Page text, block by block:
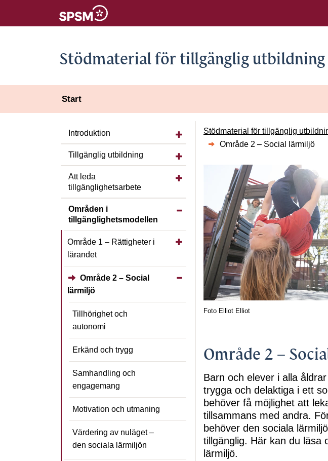
Stödmaterial för tillgänglig utbildning
Start
Introduktion Visa/dölj undersidor till Introduktion
Tillgänglig utbildning Visa/dölj undersidor till Tillgänglig
Att leda
tillgänglighetsarbete
Visa/dölj undersidor till Att leda
Områden i
tillgänglighetsmodellen
Visa/dölj undersidor till Områden i
Område 1 – Rättigheter i
lärandet
Visa/dölj undersidor till Område 1 –
Område 2 – Social
lärmiljö
Visa/dölj undersidor till Område 2 – Social
Tillhörighet och
autonomi
Erkänd och trygg
Samhandling och
engagemang
Motivation och utmaning
Värdering av nuläget –
den sociala lärmiljön
Stödmaterial för tillgänglig
Område 2 – Social lärmiljö
Foto Elliot Elliot
Område 2 –
Barn och elever i alla
trygga och delaktiga i ett
behöver få möjlighet att
tillsammans med andra.
behöver den sociala
tillgänglig. Här kan du läsa
lärmiljö.